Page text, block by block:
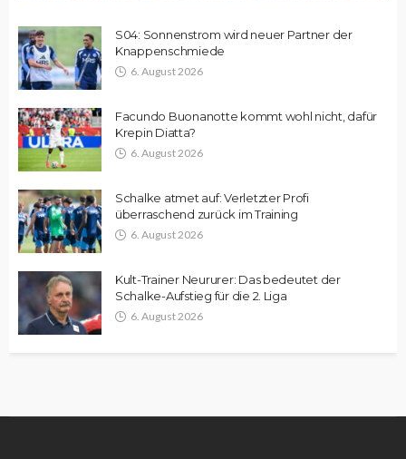
S04: Sonnenstrom wird neuer Partner der
Knappenschmiede
6. August 2026
Facundo Buonanotte kommt wohl nicht, dafür
Krepin Diatta?
6. August 2026
Schalke atmet auf: Verletzter Profi
überraschend zurück im Training
6. August 2026
Kult-Trainer Neururer: Das bedeutet der
Schalke-Aufstieg für die 2. Liga
6. August 2026